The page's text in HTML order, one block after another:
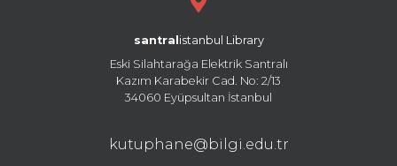
santral istanbul Library
Eski Silahtarağa Elektrik Santralı
Kazım Karabekir Cad. No: 2/13
34060 Eyüpsultan İstanbul
kutuphane@bilgi.edu.tr